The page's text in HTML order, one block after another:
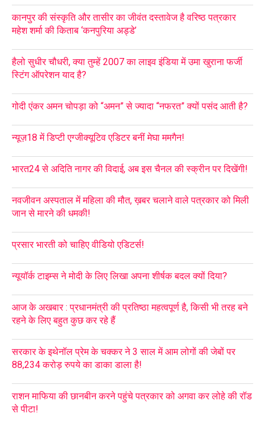
कानपुर की संस्कृति और तासीर का जीवंत दस्तावेज है वरिष्ठ पत्रकार
महेश शर्मा की किताब ‘कनपुरिया अड्डे’
हैलो सुधीर चौधरी, क्या तुम्हें 2007 का लाइव इंडिया में उमा खुराना फर्जी
स्टिंग ऑपरेशन याद है?
गोदी एंकर अमन चोपड़ा को “अमन” से ज्यादा “नफरत” क्यों पसंद आती है?
न्यूज़18 में डिप्टी एग्जीक्यूटिव एडिटर बनीं मेघा ममगैन!
भारत24 से अदिति नागर की विदाई, अब इस चैनल की स्क्रीन पर दिखेंगी!
नवजीवन अस्पताल में महिला की मौत, ख़बर चलाने वाले पत्रकार को मिली
जान से मारने की धमकी!
प्रसार भारती को चाहिए वीडियो एडिटर्स!
न्यूयॉर्क टाइम्स ने मोदी के लिए लिखा अपना शीर्षक बदल क्यों दिया?
आज के अखबार : प्रधानमंत्री की प्रतिष्ठा महत्वपूर्ण है, किसी भी तरह बने
रहने के लिए बहुत कुछ कर रहे हैं
सरकार के इथेनॉल प्रेम के चक्कर ने 3 साल में आम लोगों की जेबों पर
88,234 करोड़ रुपये का डाका डाला है!
राशन माफिया की छानबीन करने पहुंचे पत्रकार को अगवा कर लोहे की रॉड
से पीटा!